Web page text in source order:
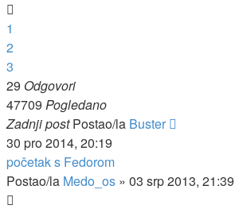
1
2
3
29 Odgovori
47709 Pogledano
Zadnji postPostao/la Buster
30 pro 2014, 20:19
početak s Fedorom
Postao/la Medo_os » 03 srp 2013, 21:39